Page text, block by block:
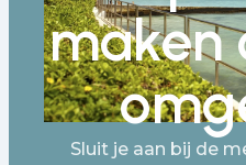
maken
Sluit je aan bij de